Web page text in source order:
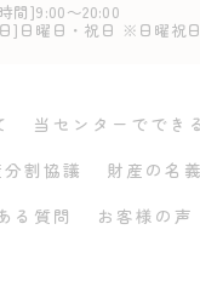
間]9:00～20:00
]日曜日・祝日 ※日曜祝
当センターででき
割協議 財産の名
る質問
お客様の声